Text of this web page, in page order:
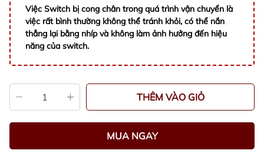
Việc Switch bị cong chân trong quá trình vận chuyển là
việc rất bình thường không thể tránh khỏi, có thể nắn
thẳng lại bằng nhíp và không làm ảnh hưởng đến hiệu
năng của switch.
THÊM VÀO GIỎ
MUA NGAY